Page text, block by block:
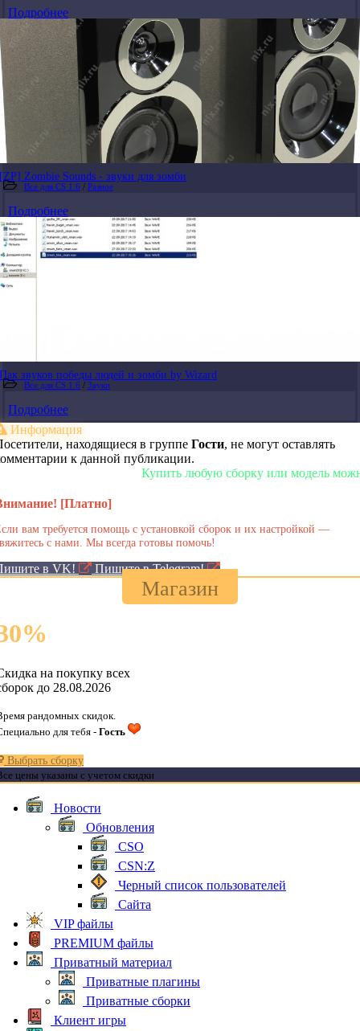
Подробнее
[ZP] Zombie Sounds - звуки для зомби
Все для CS 1.6 / Разное
Подробнее
Пак звуков победы людей и зомби by Wizard
Все для CS 1.6 / Звуки
Подробнее
Информация
находящиеся в группе Гости, не могут оставлять
к данной публикации.
Купить любую сборку или модель можно у
[Платно]
вам требуется помощь с установкой сборок и их настройкой —
с нами. Мы всегда готовы помочь!
в VK! Пишите в Telegram!
Магазин
%
на покупку всех
до 28.08.2026
рандомных скидок.
для тебя - Гость
Выбрать сборку
цены указаны с учетом скидки
Новости
Обновления
CSO
CSN:Z
Черный список пользователей
Сайта
VIP файлы
PREMIUM файлы
Приватный материал
Приватные плагины
Приватные сборки
Клиент игры